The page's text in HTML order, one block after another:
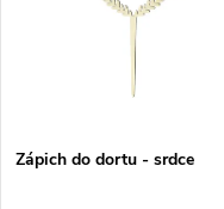
Zápich do dortu - srdce